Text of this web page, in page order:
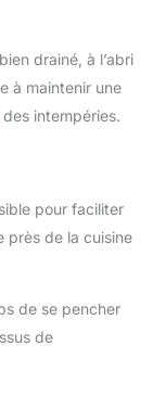
drainé, à l’abri
à maintenir une
intempéries.
pour faciliter
près de la cuisine
de se pencher
de